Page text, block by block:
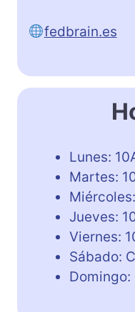
fedbrain.es
Lunes:
Martes:
Jueves:
Viernes:
Sábado:
Domingo: